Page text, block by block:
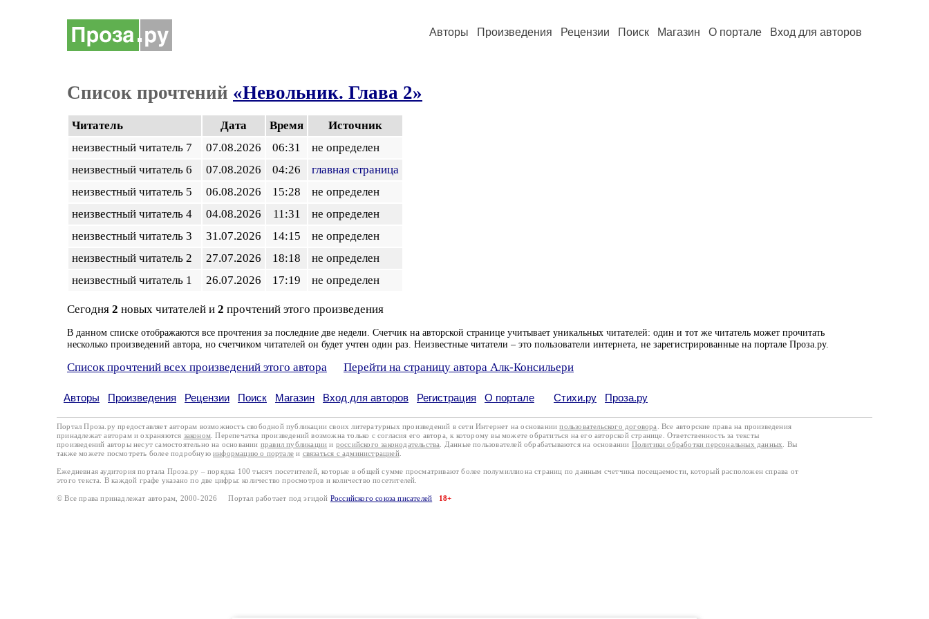
Авторы Произведения Рецензии Поиск Магазин О портале Вход для авторов
Список прочтений «Невольник. Глава 2»
Читатель Дата Время
Источник
неизвестный читатель 7
07.08.2026 06:31
не определен
неизвестный читатель 6
07.08.2026 04:26
главная страница
неизвестный читатель 5
06.08.2026 15:28
не определен
неизвестный читатель 4
04.08.2026 11:31
не определен
неизвестный читатель 3
31.07.2026 14:15
не определен
неизвестный читатель 2
27.07.2026 18:18
не определен
неизвестный читатель 1
26.07.2026 17:19 не определен
Сегодня 2 новых читателей и 2 прочтений этого произведения
В данном списке отображаются все прочтения за последние две недели. Счетчик на авторской странице учитывает уникальных читателей: один и тот же читатель может прочитать
несколько произведений автора, но счетчиком читателей он будет учтен один раз. Неизвестные читатели – это пользователи интернета, не зарегистрированные на портале Проза.ру.
Список прочтений всех произведений этого автора Перейти на страницу автора Алк-Консильери
Авторы Произведения Рецензии Поиск Магазин Вход для авторов Регистрация О портале Стихи.ру Проза.ру
Портал Проза.ру предоставляет авторам возможность свободной публикации своих литературных произведений в сети Интернет на основаниипользовательского договора
. Все авторские права на произведения
принадлежат авторам и охраняются законом . Перепечатка произведений возможна только с согласия его автора, к которому вы можете обратиться на его авторской странице. Ответственность за тексты
произведений авторы несут самостоятельно на основании правил публикации и российского законодательства . Данные пользователей обрабатываются на основании Политики обработки персональных данных
. Вы
также можете посмотреть более подробную информацию о портале и связаться с администрацией.
Ежедневная аудитория портала Проза.ру – порядка 100 тысяч посетителей, которые в общей сумме просматривают более полумиллиона страниц по данным счетчика посещаемости, который расположен справа от
этого текста. В каждой графе указано по две цифры: количество просмотров и количество посетителей.
© Все права принадлежат авторам, 2000-2026 Портал работает под эгидой Российского союза писателей 18+